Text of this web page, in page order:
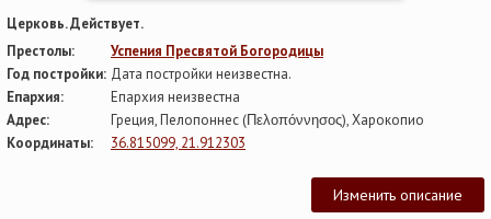
Церковь. Действует.
Престолы:
Успения Пресвятой Богородицы
Год постройки: Дата постройки неизвестна.
Епархия:
Епархия неизвестна
Адрес:
Греция, Пелопоннес (Πελοπόννησος), Харокопио
Координаты:
36.815099, 21.912303
Изменить описание